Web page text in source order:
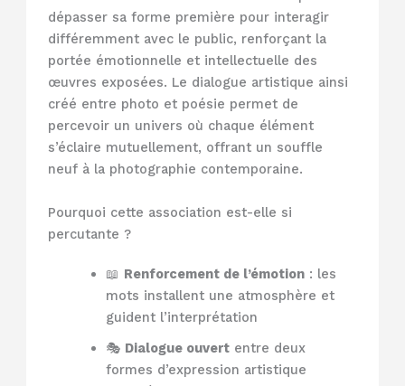
dépasser sa forme première pour interagir
différemment avec le public, renforçant la
portée émotionnelle et intellectuelle des
œuvres exposées. Le dialogue artistique ainsi
créé entre photo et poésie permet de
percevoir un univers où chaque élément
s’éclaire mutuellement, offrant un souffle
neuf à la photographie contemporaine.
Pourquoi cette association est-elle si
percutante ?
📖 Renforcement de l’émotion: les
mots installent une atmosphère et
guident l’interprétation
🎭 Dialogue ouvertentre deux
formes d’expression artistique